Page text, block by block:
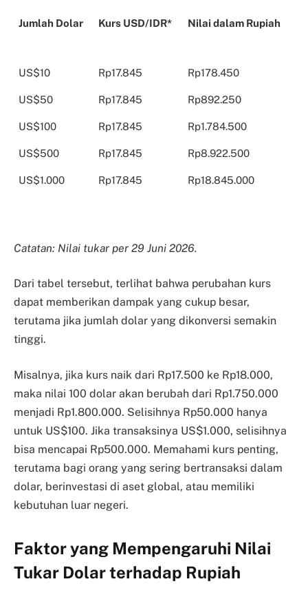
Jumlah Dolar Kurs USD/IDR* Nilai dalam Rupiah
Jumlah Dolar Kurs USD/IDR* Nilai dalam Rupiah
US$10 Rp17.845 Rp178.450
US$50 Rp17.845 Rp892.250
US$100 Rp17.845 Rp1.784.500
US$500 Rp17.845 Rp8.922.500
US$1.000 Rp17.845 Rp18.845.000
Catatan: Nilai tukar per 29 Juni 2026.
Dari tabel tersebut, terlihat bahwa perubahan kurs
dapat memberikan dampak yang cukup besar,
terutama jika jumlah dolar yang dikonversi semakin
tinggi.
Misalnya, jika kurs naik dari Rp17.500 ke Rp18.000,
maka nilai 100 dolar akan berubah dari Rp1.750.000
menjadi Rp1.800.000. Selisihnya Rp50.000 hanya
untuk US$100. Jika transaksinya US$1.000, selisihnya
bisa mencapai Rp500.000. Memahami kurs penting,
terutama bagi orang yang sering bertransaksi dalam
dolar, berinvestasi di aset global, atau memiliki
kebutuhan luar negeri.
Faktor yang Mempengaruhi Nilai
Tukar Dolar terhadap Rupiah